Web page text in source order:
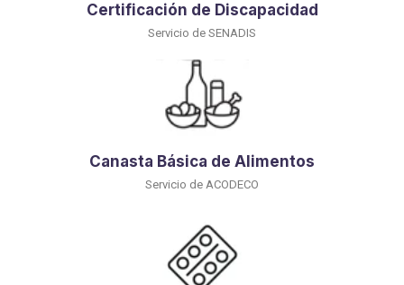
Certificación de Discapacidad
Servicio de SENADIS
Canasta Básica de Alimentos
Servicio de ACODECO